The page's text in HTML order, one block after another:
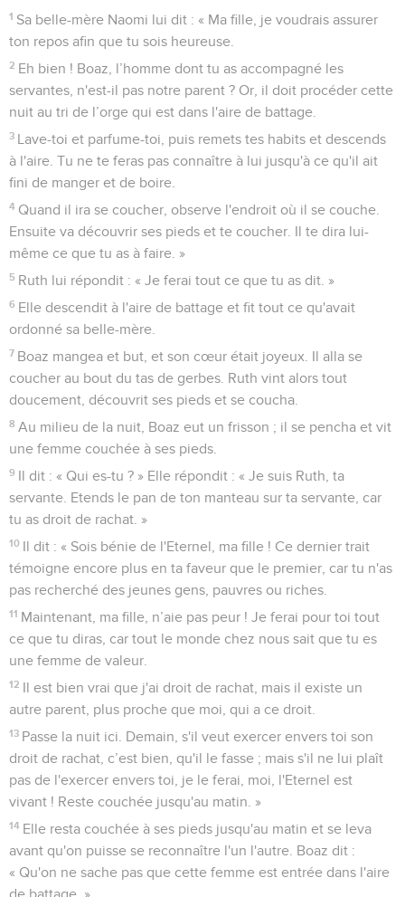
1 Sa belle-mère Naomi lui dit : « Ma fille, je voudrais assurer
ton repos afin que tu sois heureuse.
2 Eh bien ! Boaz, l’homme dont tu as accompagné les
servantes, n'est-il pas notre parent ? Or, il doit procéder cette
nuit au tri de l’orge qui est dans l'aire de battage.
3 Lave-toi et parfume-toi, puis remets tes habits et descends
à l'aire. Tu ne te feras pas connaître à lui jusqu'à ce qu'il ait
fini de manger et de boire.
4 Quand il ira se coucher, observe l'endroit où il se couche.
Ensuite va découvrir ses pieds et te coucher. Il te dira lui-
même ce que tu as à faire. »
5 Ruth lui répondit : « Je ferai tout ce que tu as dit. »
6 Elle descendit à l'aire de battage et fit tout ce qu'avait
ordonné sa belle-mère.
7 Boaz mangea et but, et son cœur était joyeux. Il alla se
coucher au bout du tas de gerbes. Ruth vint alors tout
doucement, découvrit ses pieds et se coucha.
8 Au milieu de la nuit, Boaz eut un frisson ; il se pencha et vit
une femme couchée à ses pieds.
9 Il dit : « Qui es-tu ? » Elle répondit : « Je suis Ruth, ta
servante. Etends le pan de ton manteau sur ta servante, car
tu as droit de rachat. »
10 Il dit : « Sois bénie de l'Eternel, ma fille ! Ce dernier trait
témoigne encore plus en ta faveur que le premier, car tu n'as
pas recherché des jeunes gens, pauvres ou riches.
11 Maintenant, ma fille, n’aie pas peur ! Je ferai pour toi tout
ce que tu diras, car tout le monde chez nous sait que tu es
une femme de valeur.
12 Il est bien vrai que j'ai droit de rachat, mais il existe un
autre parent, plus proche que moi, qui a ce droit.
13 Passe la nuit ici. Demain, s'il veut exercer envers toi son
droit de rachat, c’est bien, qu'il le fasse ; mais s'il ne lui plaît
pas de l'exercer envers toi, je le ferai, moi, l'Eternel est
vivant ! Reste couchée jusqu'au matin. »
14 Elle resta couchée à ses pieds jusqu'au matin et se leva
avant qu'on puisse se reconnaître l'un l'autre. Boaz dit :
« Qu'on ne sache pas que cette femme est entrée dans l'aire
de battage. »